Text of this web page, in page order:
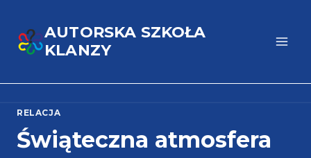
AUTORSKA SZKOŁA
KLANZY
RELACJA
Świąteczna atmosfera